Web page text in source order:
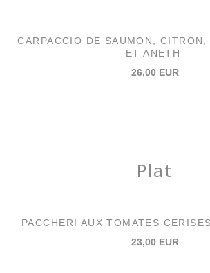
CARPACCIO DE SAUMON,
ET ANETH
26,00 EUR
Plat
PACCHERI AUX TOMATES
23,00 EUR